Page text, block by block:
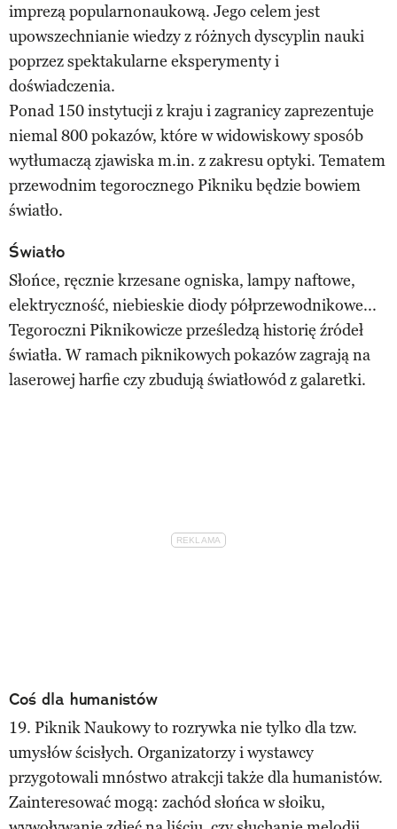
imprezą popularnonaukową. Jego celem jest
upowszechnianie wiedzy z różnych dyscyplin nauki
poprzez spektakularne eksperymenty i
doświadczenia.
Ponad 150 instytucji z kraju i zagranicy zaprezentuje
niemal 800 pokazów, które w widowiskowy sposób
wytłumaczą zjawiska m.in. z zakresu optyki. Tematem
przewodnim tegorocznego Pikniku będzie bowiem
światło.
Światło
Słońce, ręcznie krzesane ogniska, lampy naftowe,
elektryczność, niebieskie diody półprzewodnikowe...
Tegoroczni Piknikowicze prześledzą historię źródeł
światła. W ramach piknikowych pokazów zagrają na
laserowej harfie czy zbudują światłowód z galaretki.
Coś dla humanistów
19. Piknik Naukowy to rozrywka nie tylko dla tzw.
umysłów ścisłych. Organizatorzy i wystawcy
przygotowali mnóstwo atrakcji także dla humanistów.
Zainteresować mogą: zachód słońca w słoiku,